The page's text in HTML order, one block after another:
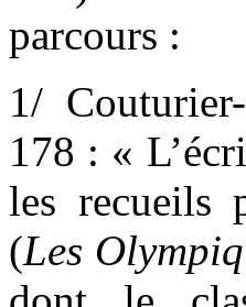
parcours :
1/
178 : «
les recueils
(Les